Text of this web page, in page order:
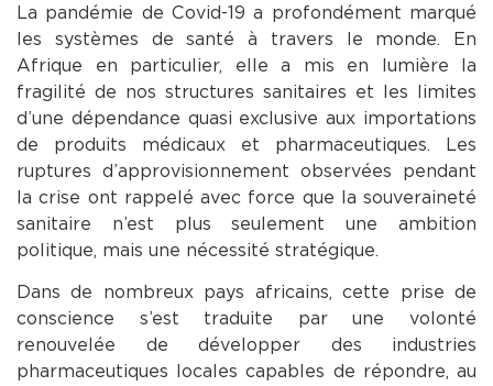
La pandémie de Covid-19 a profondément marqué
les systèmes de santé à travers le monde. En
Afrique en particulier, elle a mis en lumière la
fragilité de nos structures sanitaires et les limites
d’une dépendance quasi exclusive aux importations
de produits médicaux et pharmaceutiques. Les
ruptures d’approvisionnement observées pendant
la crise ont rappelé avec force que la souveraineté
sanitaire n’est plus seulement une ambition
politique, mais une nécessité stratégique.
Dans de nombreux pays africains, cette prise de
conscience s’est traduite par une volonté
renouvelée de développer des industries
pharmaceutiques locales capables de répondre, au